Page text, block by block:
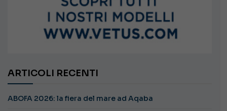
ARTICOLI RECENTI
ABOFA 2026: la fiera del mare ad Aqaba